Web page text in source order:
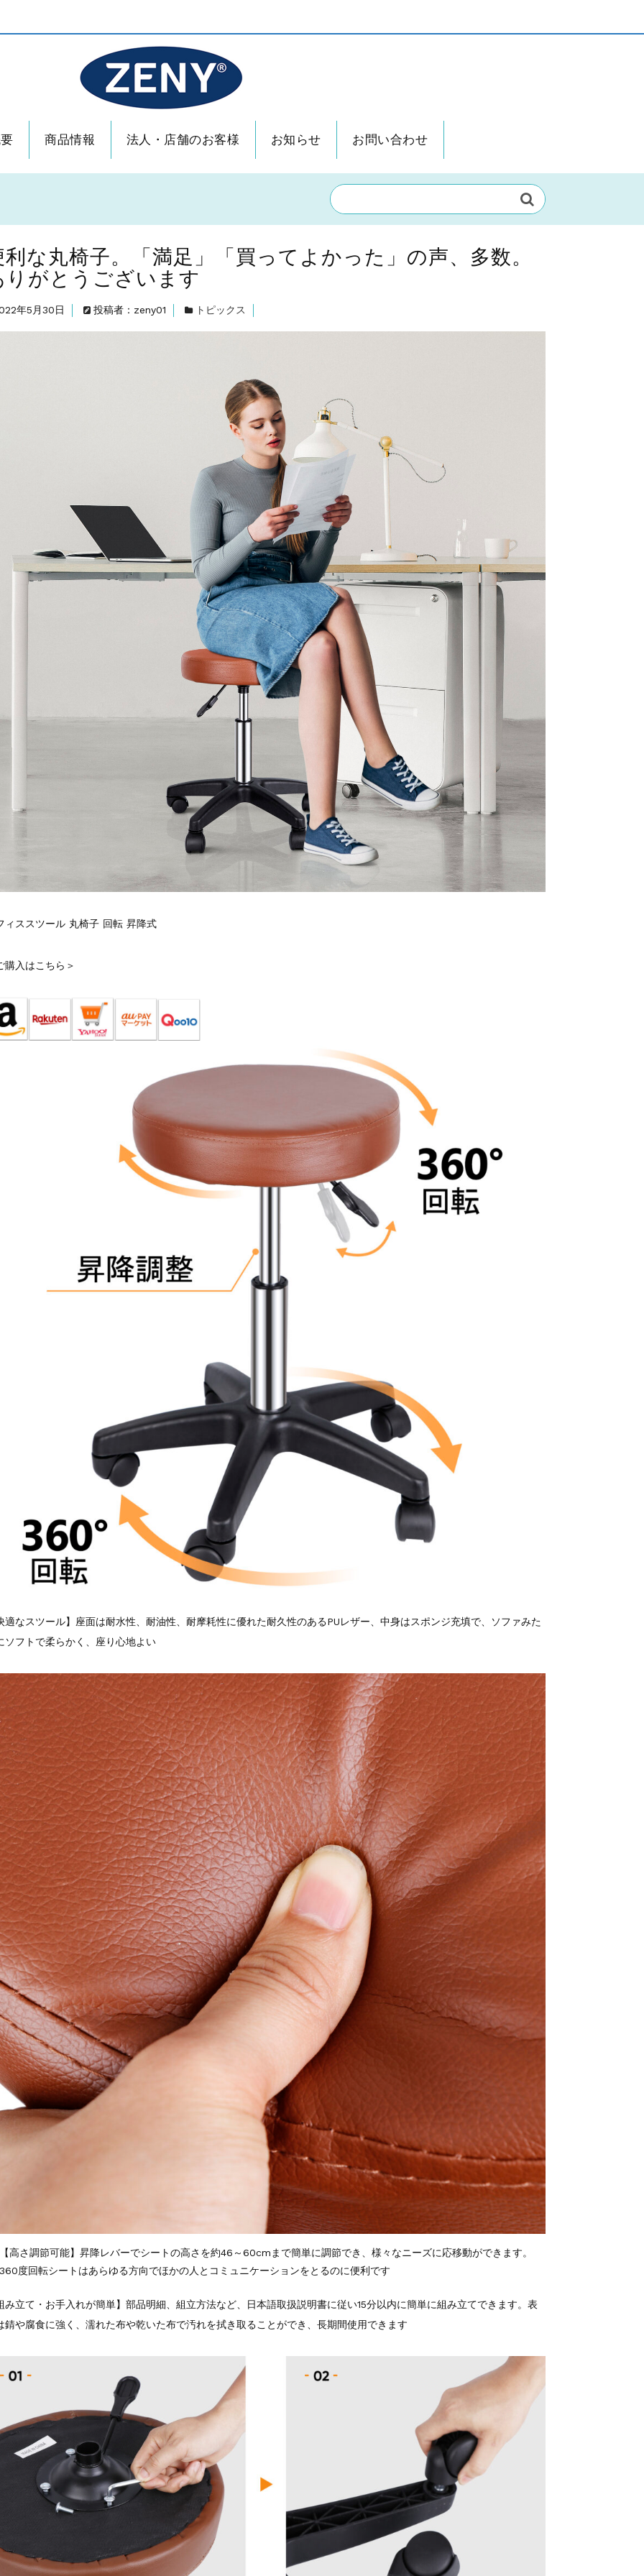
商品情報 法人・店舗のお客様 お知らせ お問い合わせ
の販売を開始しました！
やすい 6Lサイズ チェーフィングディッシュ 3個セット
ーチェアー。飲んで、食べて、うっとり。
の販売を開始しました！
やすい 6Lサイズ チェーフィングディッシュ 3個セット
します！アニマルトラップで農作物の保護、愛犬 愛猫の確保を。
な丸椅子。「満足」「買ってよかった」の声、多数。
がとうございます
年5月30日 投稿者：zeny01 トピックス
ィススツール 丸椅子 回転 昇降式
購入はこちら＞
適なスツール】座面は耐水性、耐油性、耐摩耗性に優れた耐久性のあるPUレザー、中身はスポンジ充填で、ソファみた
ソフトで柔らかく、座り心地よい
高さ調節可能】昇降レバーでシートの高さを約46～60cmまで簡単に調節でき、様々なニーズに応移動ができます。
度回転シートはあらゆる方向でほかの人とコミュニケーションをとるのに便利です
み立て・お手入れが簡単】部品明細、組立方法など、日本語取扱説明書に従い15分以内に簡単に組み立てできます。表
錆や腐食に強く、濡れた布や乾いた布で汚れを拭き取ることができ、長期間使用できます